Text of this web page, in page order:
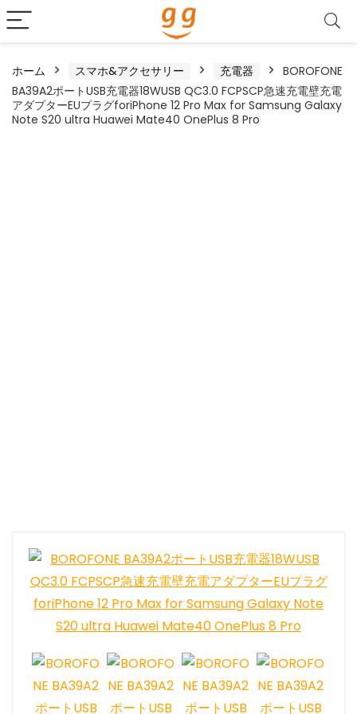
ホーム スマホ&アクセサリー 充電器
BOROFONE
BA39A2ポートUSB充電器18WUSB QC3.0 FCPSCP急速充電壁充電
アダプターEUプラグforiPhone 12 Pro Max for Samsung Galaxy
Note S20 ultra Huawei Mate40 OnePlus 8 Pro